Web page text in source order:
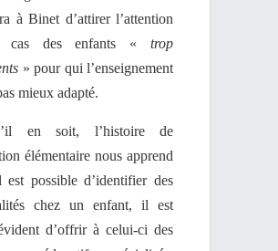
à Binet d’attirer l’attention
cas des enfants « trop
» pour qui l’enseignement
mieux adapté.
en soit, l’histoire de
élémentaire nous apprend
est possible d’identifier des
chez un enfant, il est
d’offrir à celui-ci des